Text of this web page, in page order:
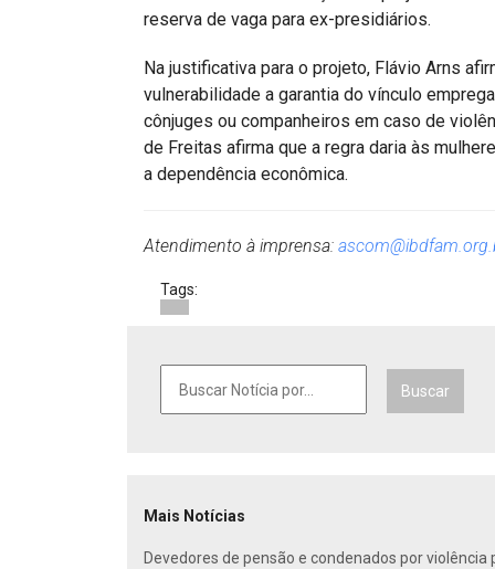
reserva de vaga para ex-presidiários.
Na justificativa para o projeto, Flávio Arns
vulnerabilidade a garantia do vínculo
cônjuges ou companheiros em caso de
de Freitas afirma que a regra daria às
a dependência econômica.
Atendimento à imprensa:
Tags:
Buscar
Mais Notícias
Devedores de pensão e condenados por